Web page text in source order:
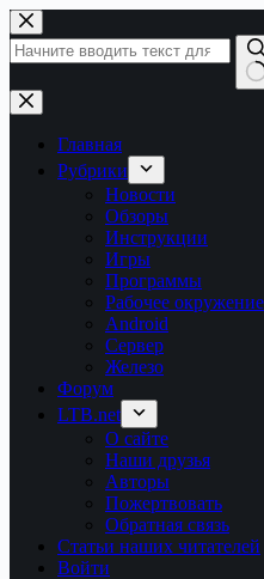
Перейти
к
сути
Ничего
не
найденоГлавная
Рубрики
Новости
Обзоры
Инструкции
Игры
Программы
Рабочее окружение
Android
Сервер
Железо
Форум
LTB.net
О сайте
Наши друзья
Авторы
Пожертвовать
Обратная связь
Статьи наших читателей
Войти